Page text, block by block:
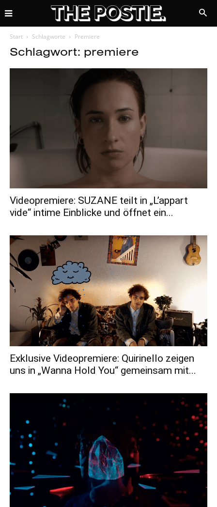
Start Schlagworte Premiere
Schlagwort: premiere
Videopremiere: SUZANE teilt in „L’appart
vide“ intime Einblicke und öffnet ein...
Exklusive Videopremiere: Quirinello zeigen
uns in „Wanna Hold You“ gemeinsam mit...